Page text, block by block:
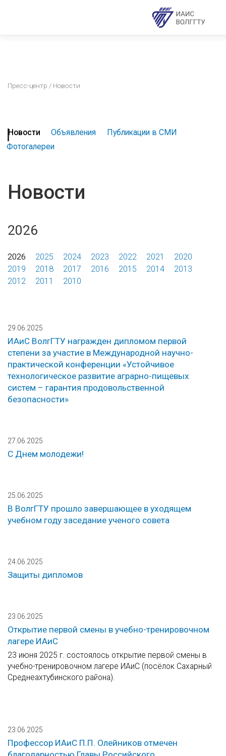
Пресс-центр / Новости
Новости Объявления
Публикации в СМИ
Фотогалереи
Новости
2026
2026 2025 2024 2023 2022 2021
2020
2019
2018 2017 2016 2015 2014
2013
2012
2011 2010
29.06.2025
ИАиС ВолгГТУ награжден дипломом первой
степени за участие в Международной научно-
практической конференции «Устойчивое
технологическое развитие аграрно-пищевых
систем – гарантия продовольственной
безопасности»
27.06.2025
С Днем молодежи!
25.06.2025
В ВолгГТУ прошло завершающее в уходящем
учебном году заседание ученого совета
24.06.2025
Защиты дипломов
23.06.2025
Открытие первой смены в учебно-тренировочном
лагере ИАиС
23 июня 2025 г. состоялось открытие первой смены в
учебно-тренировочном лагере ИАиС (посёлок Сахарный
Среднеахтубинского района).
23.06.2025
Профессор ИАиС П.П. Олейников отмечен